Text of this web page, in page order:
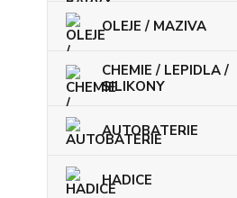
OLEJE / MAZIVA
CHEMIE / LEPIDLA /
SILIKONY
AUTOBATERIE
HADICE